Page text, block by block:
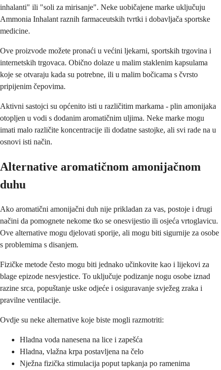
inhalanti" ili "soli za mirisanje". Neke uobičajene marke uključuju
Ammonia Inhalant raznih farmaceutskih tvrtki i dobavljača sportske
medicine.
Ove proizvode možete pronaći u većini ljekarni, sportskih trgovina i
internetskih trgovaca. Obično dolaze u malim staklenim kapsulama
koje se otvaraju kada su potrebne, ili u malim bočicama s čvrsto
pripijenim čepovima.
Aktivni sastojci su općenito isti u različitim markama - plin amonijaka
otopljen u vodi s dodanim aromatičnim uljima. Neke marke mogu
imati malo različite koncentracije ili dodatne sastojke, ali svi rade na u
osnovi isti način.
Alternative aromatičnom amonijačnom
duhu
Ako aromatični amonijačni duh nije prikladan za vas, postoje i drugi
načini da pomognete nekome tko se onesvijestio ili osjeća vrtoglavicu.
Ove alternative mogu djelovati sporije, ali mogu biti sigurnije za osobe
s problemima s disanjem.
Fizičke metode često mogu biti jednako učinkovite kao i lijekovi za
blage epizode nesvjestice. To uključuje podizanje nogu osobe iznad
razine srca, popuštanje uske odjeće i osiguravanje svježeg zraka i
pravilne ventilacije.
Ovdje su neke alternative koje biste mogli razmotriti:
Hladna voda nanesena na lice i zapešća
Hladna, vlažna krpa postavljena na čelo
Nježna fizička stimulacija poput tapkanja po ramenima